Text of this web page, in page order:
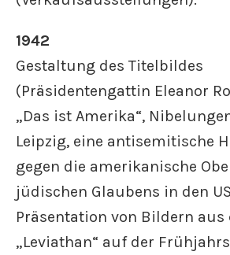
1942
Gestaltung des Titelbildes
(Präsidentengattin Eleanor
„Das ist Amerika“,
Leipzig, eine antisemitische
gegen die amerikanische
jüdischen Glaubens in den
Präsentation von Bildern aus
„Leviathan“ auf der